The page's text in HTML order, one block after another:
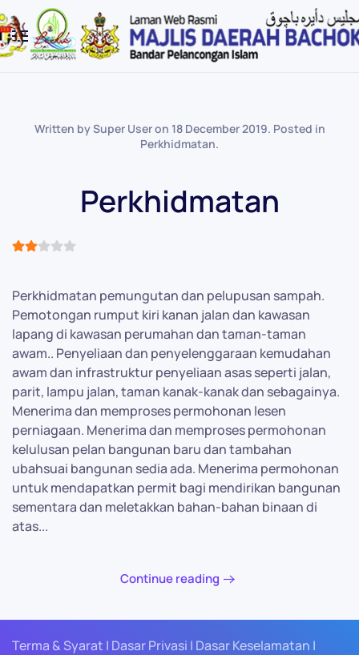
Skip to main content
Written by Super User on 18 December 2019. Posted in
Perkhidmatan.
Perkhidmatan
User Rating:
Perkhidmatan pemungutan dan pelupusan sampah.
Pemotongan rumput kiri kanan jalan dan kawasan
lapang di kawasan perumahan dan taman-taman
awam.. Penyeliaan dan penyelenggaraan kemudahan
awam dan infrastruktur penyeliaan asas seperti jalan,
parit, lampu jalan, taman kanak-kanak dan sebagainya.
Menerima dan memproses permohonan lesen
perniagaan. Menerima dan memproses permohonan
kelulusan pelan bangunan baru dan tambahan
ubahsuai bangunan sedia ada. Menerima permohonan
untuk mendapatkan permit bagi mendirikan bangunan
sementara dan meletakkan bahan-bahan binaan di
atas...
Continue reading
Terma & Syarat | Dasar Privasi | Dasar Keselamatan |